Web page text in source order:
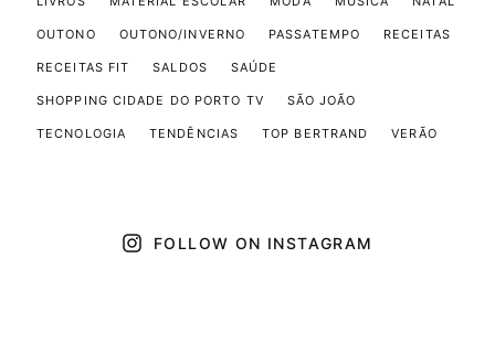
OUTONO OUTONO/INVERNO PASSATEMPO RECEITAS
RECEITAS FIT SALDOS SAÚDE
SHOPPING CIDADE DO PORTO TV SÃO JOÃO
TECNOLOGIA TENDÊNCIAS TOP BERTRAND VERÃO
FOLLOW ON INSTAGRAM